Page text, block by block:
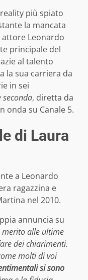
più spiato
la mancata
Leonardo
principale del
al talento
la sua carriera da
in sei
seconda, diretta da
onda su Canale 5.
di Laura
a Leonardo
ragazzina e
nel 2010.
annuncia su
merito alle ultime
dei chiarimenti.
molti di voi
si sono